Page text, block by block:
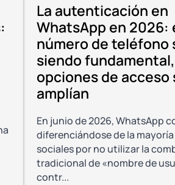
La autenticación en
WhatsApp en 2026:
número de teléfono
siendo
opciones de acceso
amplían
En junio de 2026, WhatsApp
diferenciándose de la mayoría
sociales por no utilizar la
tradicional de «nombre de
contr...